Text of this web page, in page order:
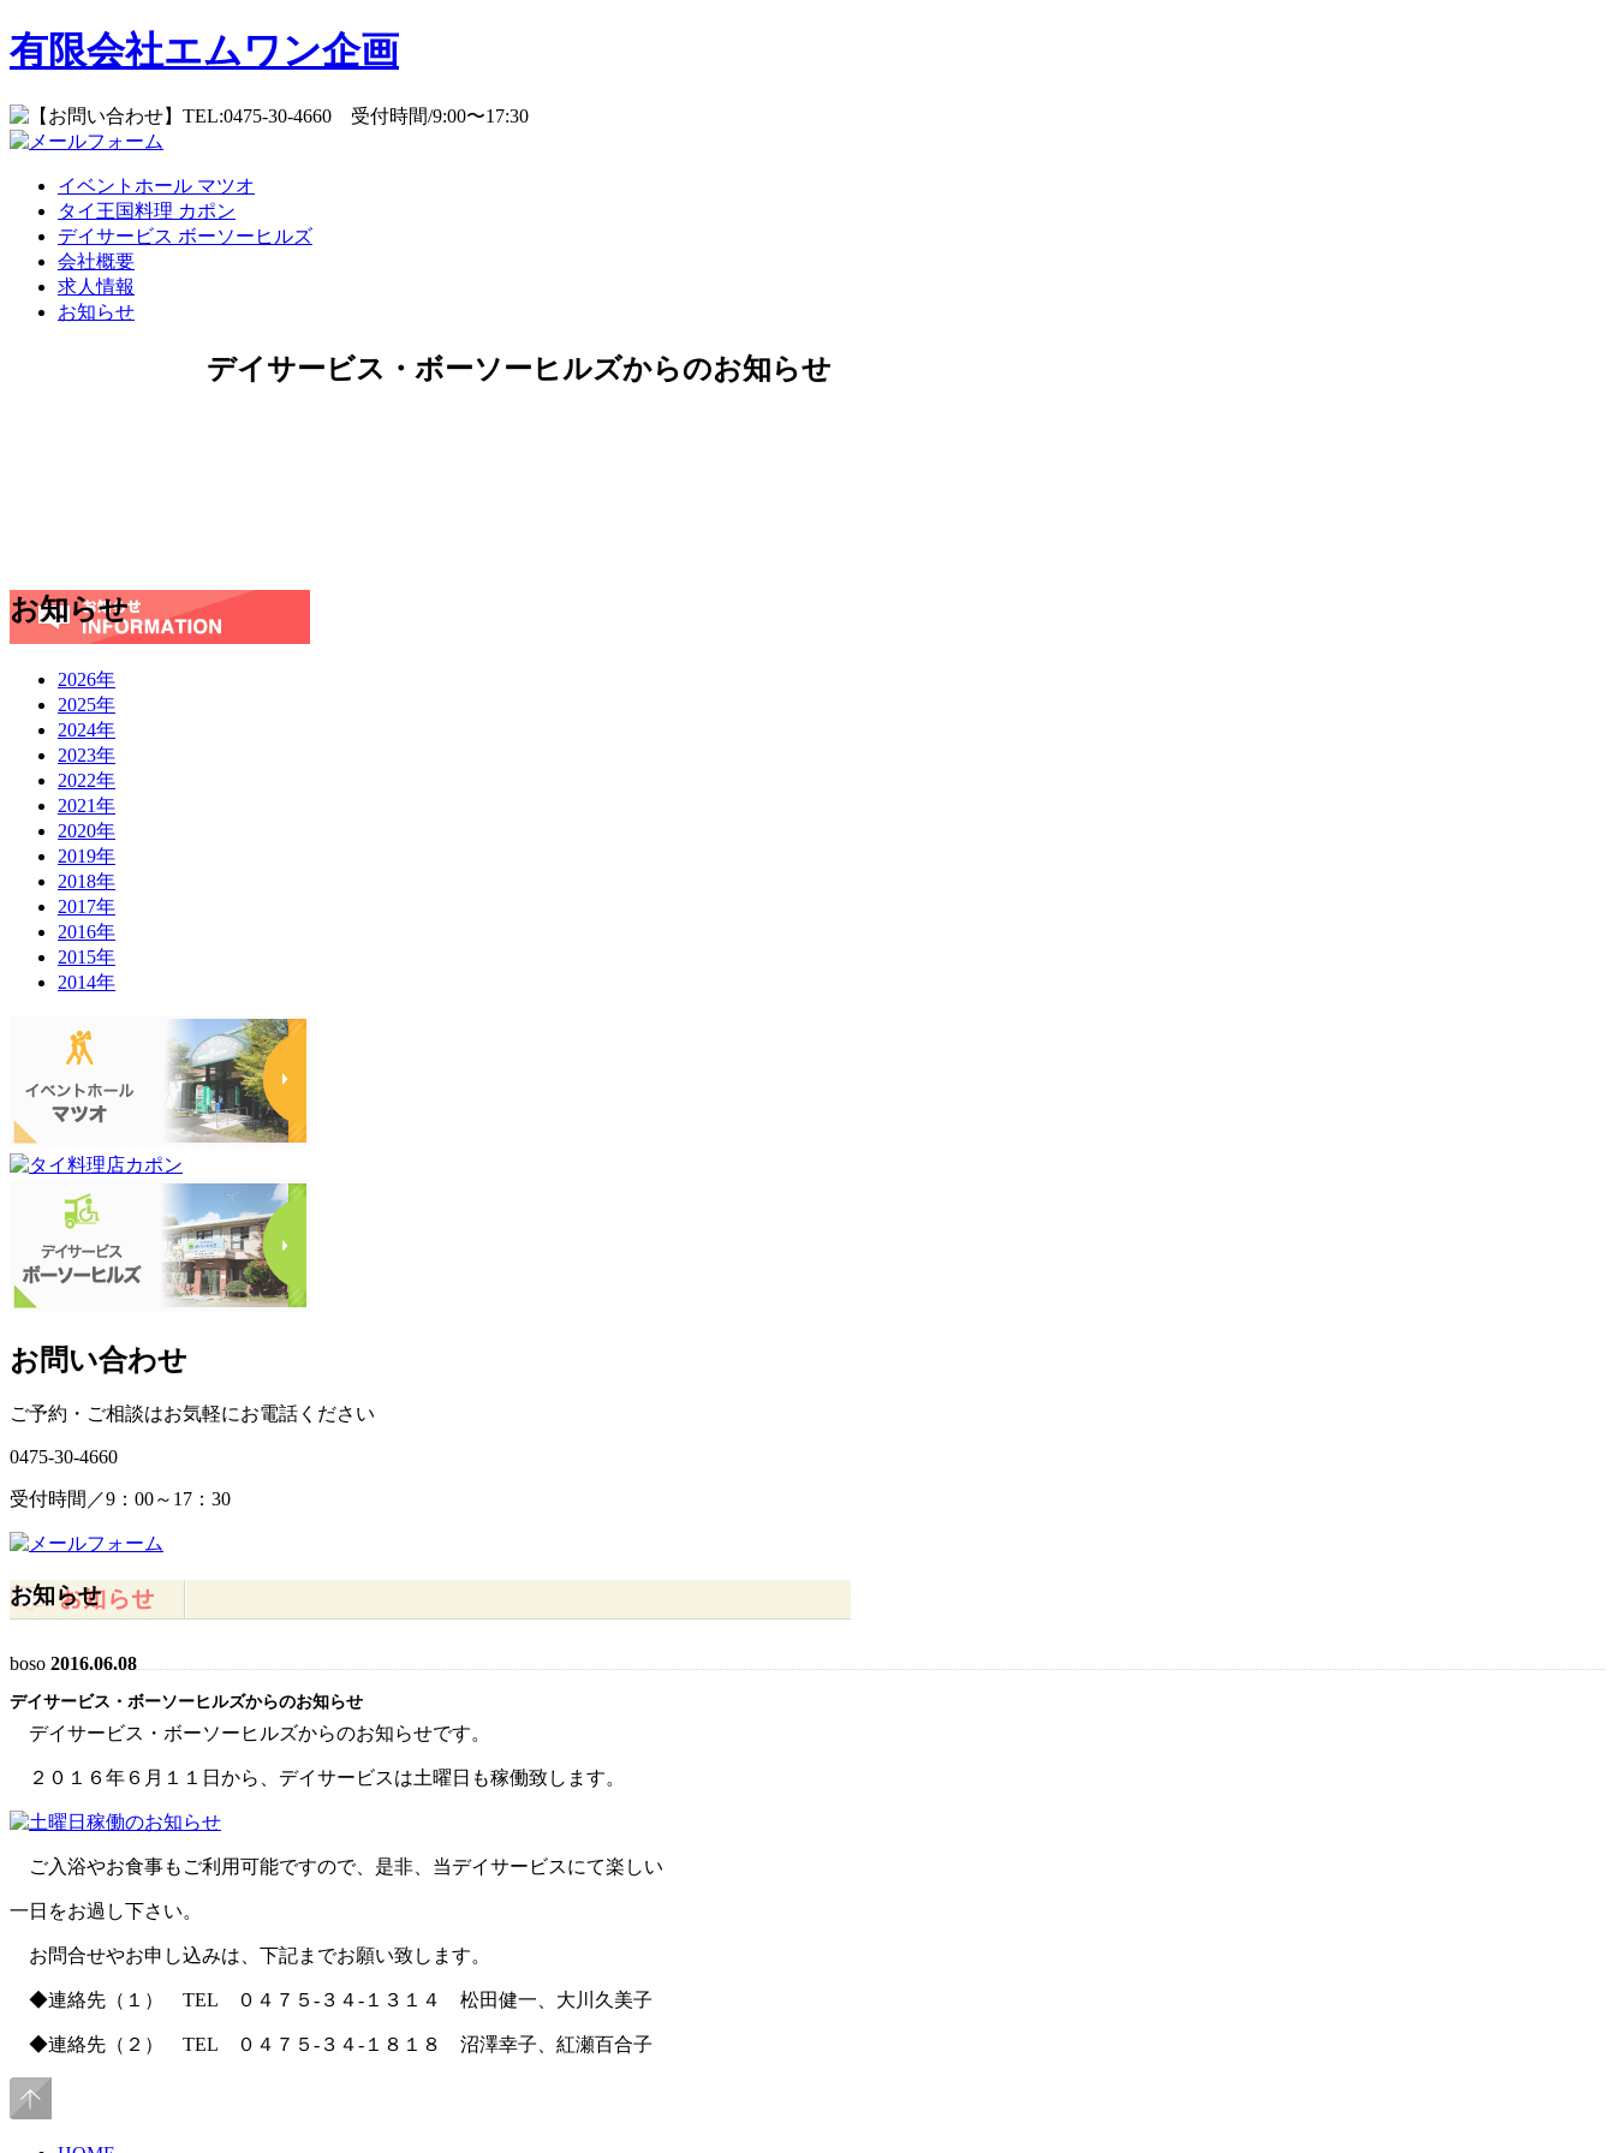
有限会社エムワン企画
イベントホール マツオ
タイ王国料理 カポン
デイサービス ボーソーヒルズ
会社概要
求人情報
お知らせ
デイサービス・ボーソーヒルズからのお知らせ
お知らせ
2026年
2025年
2024年
2023年
2022年
2021年
2020年
2019年
2018年
2017年
2016年
2015年
2014年
お問い合わせ
ご予約・ご相談はお気軽にお電話ください
0475-30-4660
受付時間／9：00～17：30
お知らせ
boso 2016.06.08
デイサービス・ボーソーヒルズからのお知らせ
デイサービス・ボーソーヒルズからのお知らせです。
２０１６年６月１１日から、デイサービスは土曜日も稼働致します。
ご入浴やお食事もご利用可能ですので、是非、当デイサービスにて楽しい
一日をお過し下さい。
お問合せやお申し込みは、下記までお願い致します。
◆連絡先（１） TEL ０４７５-３４-１３１４ 松田健一、大川久美子
◆連絡先（２） TEL ０４７５-３４-１８１８ 沼澤幸子、紅瀬百合子